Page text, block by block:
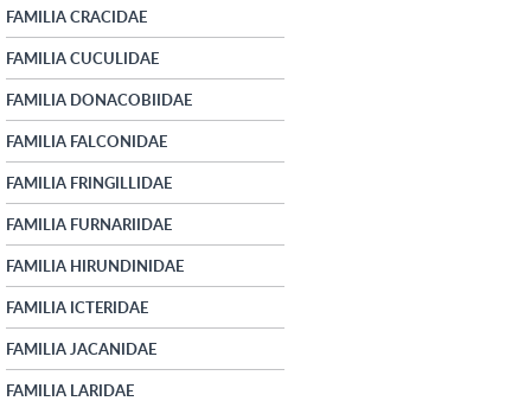
FAMILIA CRACIDAE
FAMILIA CUCULIDAE
FAMILIA DONACOBIIDAE
FAMILIA FALCONIDAE
FAMILIA FRINGILLIDAE
FAMILIA FURNARIIDAE
FAMILIA HIRUNDINIDAE
FAMILIA ICTERIDAE
FAMILIA JACANIDAE
FAMILIA LARIDAE